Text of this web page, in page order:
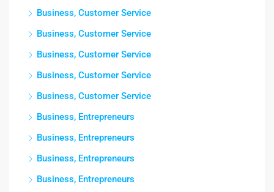
Business, Customer Service
Business, Customer Service
Business, Customer Service
Business, Customer Service
Business, Customer Service
Business, Entrepreneurs
Business, Entrepreneurs
Business, Entrepreneurs
Business, Entrepreneurs